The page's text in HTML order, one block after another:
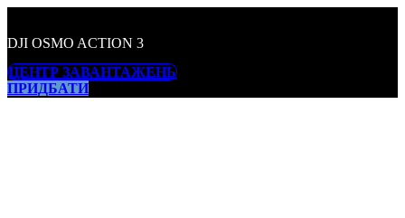
DJI OSMO ACTION 3
ЦЕНТР ЗАВАНТАЖЕНЬ
ПРИДБАТИ